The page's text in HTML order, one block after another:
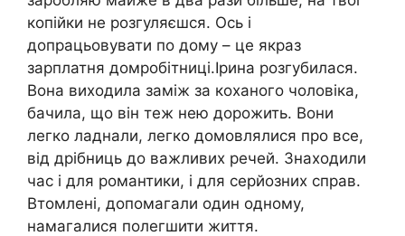
копійки не розгуляєшся. Ось і
допрацьовувати по дому – це якраз
зарплатня домробітниці.Ірина розгубилася.
Вона виходила заміж за коханого чоловіка,
бачила, що він теж нею дорожить. Вони
легко ладнали, легко домовлялися про все,
від дрібниць до важливих речей. Знаходили
час і для романтики, і для серйозних справ.
Втомлені, допомагали один одному,
намагалися полегшити життя.